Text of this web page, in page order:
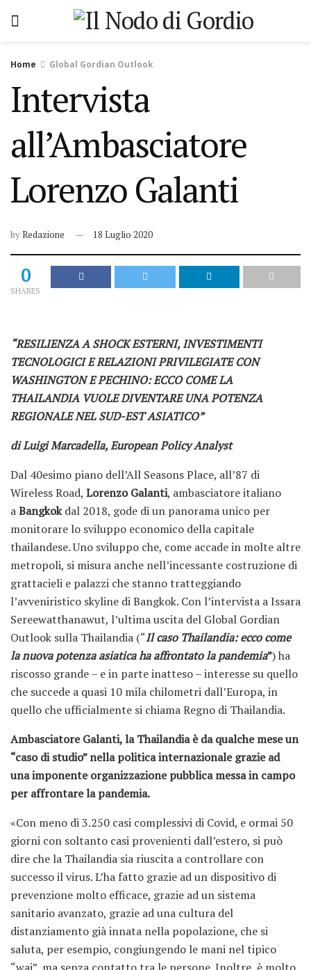
Home Global Gordian Outlook
Intervista
all’Ambasciatore
Lorenzo Galanti
byRedazione 18 Luglio 2020
0
SHARES
“RESILIENZA A SHOCK ESTERNI, INVESTIMENTI
TECNOLOGICI E RELAZIONI PRIVILEGIATE CON
WASHINGTON E PECHINO: ECCO COME LA
THAILANDIA VUOLE DIVENTARE UNA POTENZA
REGIONALE NEL SUD-EST ASIATICO”
di Luigi Marcadella,European Policy Analyst
Dal 40esimo piano dell’All Seasons Place, all’87 di
Wireless Road, Lorenzo Galanti, ambasciatore italiano
aBangkokdal 2018, gode di un panorama unico per
monitorare lo sviluppo economico della capitale
thailandese. Uno sviluppo che, come accade in molte altre
metropoli, si misura anche nell’incessante costruzione di
grattacieli e palazzi che stanno tratteggiando
l’avveniristico skyline di Bangkok. Con l’intervista a Issara
Sereewatthanawut, l’ultima uscita del Global Gordian
Outlook sulla Thailandia (“Il caso Thailandia: ecco come
la nuova potenza asiatica ha affrontato la pandemia”) ha
riscosso grande – e in parte inatteso – interesse su quello
che succede a quasi 10 mila chilometri dall’Europa, in
quello che ufficialmente si chiama Regno di Thailandia.
Ambasciatore Galanti, la Thailandia è da qualche mese un
“caso di studio” nella politica internazionale grazie ad
una imponente organizzazione pubblica messa in campo
per affrontare la pandemia.
«Con meno di 3.250 casi complessivi di Covid, e ormai 50
giorni con soltanto casi provenienti dall’estero, si può
dire che la Thailandia sia riuscita a controllare con
successo il virus. L’ha fatto grazie ad un dispositivo di
prevenzione molto efficace, grazie ad un sistema
sanitario avanzato, grazie ad una cultura del
distanziamento già innata nella popolazione, che si
saluta, per esempio, congiungendo le mani nel tipico